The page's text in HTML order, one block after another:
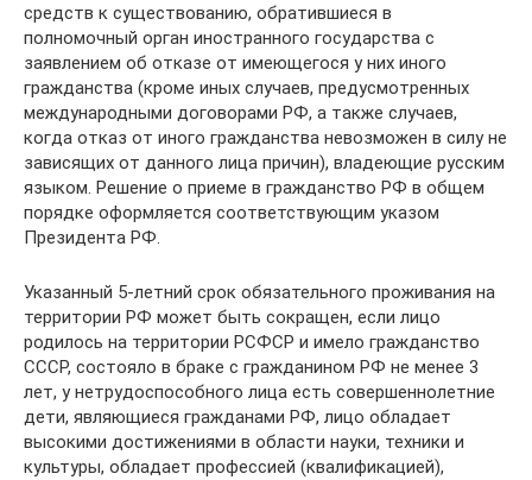
средств к существованию, обратившиеся в
полномочный орган иностранного государства с
заявлением об отказе от имеющегося у них иного
гражданства (кроме иных случаев, предусмотренных
международными договорами РФ, а также случаев,
когда отказ от иного гражданства невозможен в силу не
зависящих от данного лица причин), владеющие русским
языком. Решение о приеме в гражданство РФ в общем
порядке оформляется соответствующим указом
Президента РФ.
Указанный 5-летний срок обязательного проживания на
территории РФ может быть сокращен, если лицо
родилось на территории РСФСР и имело гражданство
СССР, состояло в браке с гражданином РФ не менее 3
лет, у нетрудоспособного лица есть совершеннолетние
дети, являющиеся гражданами РФ, лицо обладает
высокими достижениями в области науки, техники и
культуры, обладает профессией (квалификацией),